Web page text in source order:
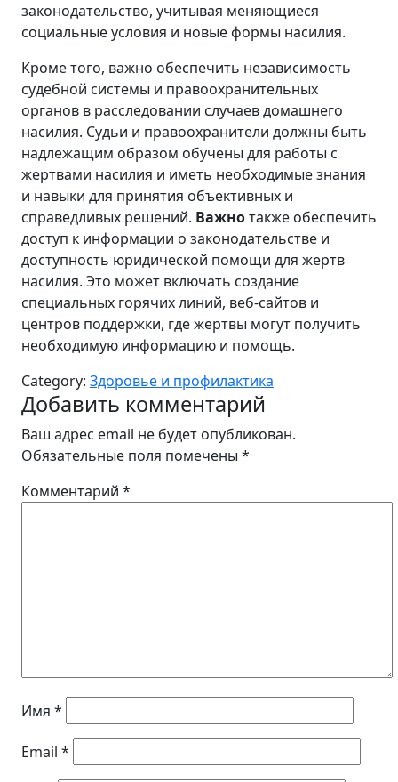
законодательство, учитывая меняющиеся
социальные условия и новые формы насилия.
Кроме того, важно обеспечить независимость
судебной системы и правоохранительных
органов в расследовании случаев домашнего
насилия. Судьи и правоохранители должны быть
надлежащим образом обучены для работы с
жертвами насилия и иметь необходимые знания
и навыки для принятия объективных и
справедливых решений. Важнотакже обеспечить
доступ к информации о законодательстве и
доступность юридической помощи для жертв
насилия. Это может включать создание
специальных горячих линий, веб-сайтов и
центров поддержки, где жертвы могут получить
необходимую информацию и помощь.
Category: Здоровье и профилактика
Добавить комментарий
Ваш адрес email не будет опубликован.
Обязательные поля помечены *
Комментарий *
Имя *
Email *